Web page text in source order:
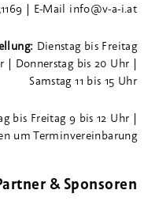
| E-Mail info@v-a-i.at
Dienstag bis Freitag
| Donnerstag bis 20 Uhr |
Samstag 11 bis 15 Uhr
bis Freitag 9 bis 12 Uhr |
um Terminvereinbarung
& Sponsoren